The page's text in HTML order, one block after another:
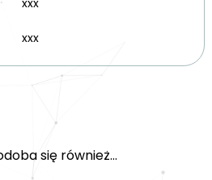
xxx
xxx
się również…